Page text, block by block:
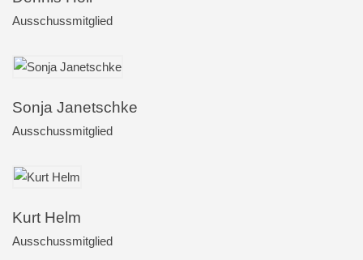
Ausschussmitglied
Sonja Janetschke
Ausschussmitglied
Kurt Helm
Ausschussmitglied